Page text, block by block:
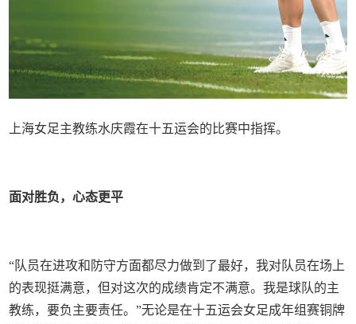
上海女足主教练水庆霞在十五运会的比赛中指挥。
面对胜负，心态更平
“队员在进攻和防守方面都尽力做到了最好，我对队员在场上
的表现挺满意，但对这次的成绩肯定不满意。我是球队的主
教练，要负主要责任。”无论是在十五运会女足成年组赛铜牌